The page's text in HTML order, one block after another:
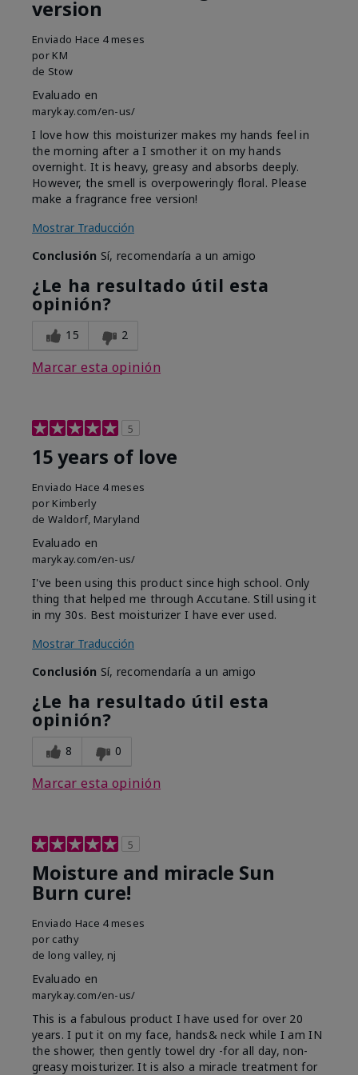
version
Enviado Hace 4 meses
por KM
de Stow
Evaluado en
marykay.com/en-us/
I love how this moisturizer makes my hands feel in
the morning after a I smother it on my hands
overnight. It is heavy, greasy and absorbs deeply.
However, the smell is overpoweringly floral. Please
make a fragrance free version!
Mostrar Traducción
Conclusión Sí, recomendaría a un amigo
¿Le ha resultado útil esta
opinión?
15 2
Marcar esta opinión
5
15 years of love
Enviado Hace 4 meses
por Kimberly
de Waldorf, Maryland
Evaluado en
marykay.com/en-us/
I've been using this product since high school. Only
thing that helped me through Accutane. Still using it
in my 30s. Best moisturizer I have ever used.
Mostrar Traducción
Conclusión Sí, recomendaría a un amigo
¿Le ha resultado útil esta
opinión?
8 0
Marcar esta opinión
5
Moisture and miracle Sun
Burn cure!
Enviado Hace 4 meses
por cathy
de long valley, nj
Evaluado en
marykay.com/en-us/
This is a fabulous product I have used for over 20
years. I put it on my face, hands& neck while I am IN
the shower, then gently towel dry -for all day, non-
greasy moisturizer. It is also a miracle treatment for